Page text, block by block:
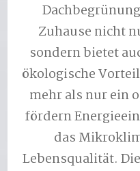
Zuhause nicht
sondern bietet
ökologische
mehr als nur ein
fördern
das
Lebensqualität.